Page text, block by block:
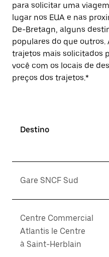
para solicitar uma
lugar nos EUA e nas
De-Bretagn, alguns
populares do que outros.
trajetos mais solicitados
você com os locais de
preços dos trajetos.*
Destino
Gare SNCF Sud
Centre Commercial
Atlantis le Centre
à Saint-Herblain